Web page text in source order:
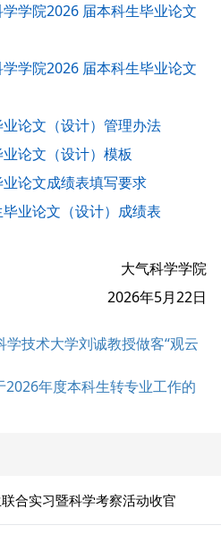
学院2026 届本科生毕业论文
学院2026 届本科生毕业论文
论文（设计）管理办法
论文（设计）模板
论文成绩表填写要求
业论文（设计）成绩表
大气科学学院
2026年5月22日
技术大学刘诚教授做客“观云
2026年度本科生转专业工作的
合实习暨科学考察活动收官